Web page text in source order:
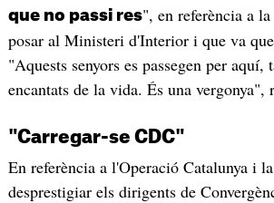
que no passi res", en referència a
posar al Ministeri d'Interior i que va
"Aquests senyors es passegen per aquí,
encantats de la vida. És una vergonya",
"Carregar-se CDC"
En referència a l'Operació Catalunya i
desprestigiar els dirigents de